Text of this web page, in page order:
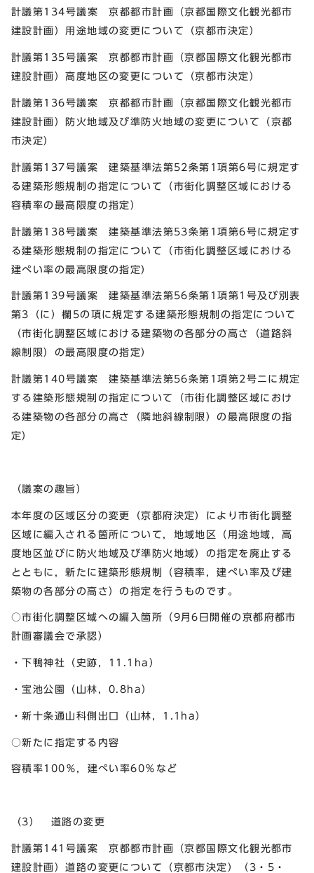
計議第134号議案 京都都市計画（京都国際文化観光都市
建設計画）用途地域の変更について（京都市決定）
計議第135号議案 京都都市計画（京都国際文化観光都市
建設計画）高度地区の変更について（京都市決定）
計議第136号議案 京都都市計画（京都国際文化観光都市
建設計画）防火地域及び準防火地域の変更について（京都
市決定）
計議第137号議案 建築基準法第52条第1項第6号に規定す
る建築形態規制の指定について（市街化調整区域における
容積率の最高限度の指定）
計議第138号議案 建築基準法第53条第1項第6号に規定す
る建築形態規制の指定について（市街化調整区域における
建ぺい率の最高限度の指定）
計議第139号議案 建築基準法第56条第1項第1号及び別表
第3（に）欄5の項に規定する建築形態規制の指定について
（市街化調整区域における建築物の各部分の高さ（道路斜
線制限）の最高限度の指定）
計議第140号議案 建築基準法第56条第1項第2号ニに規定
する建築形態規制の指定について（市街化調整区域におけ
る建築物の各部分の高さ（隣地斜線制限）の最高限度の指
定）
（議案の趣旨）
本年度の区域区分の変更（京都府決定）により市街化調整
区域に編入される箇所について，地域地区（用途地域，高
度地区並びに防火地域及び準防火地域）の指定を廃止する
とともに，新たに建築形態規制（容積率，建ぺい率及び建
築物の各部分の高さ）の指定を行うものです。
○市街化調整区域への編入箇所（9月6日開催の京都府都市
計画審議会で承認）
・下鴨神社（史跡，11.1ha）
・宝池公園（山林，0.8ha）
・新十条通山科側出口（山林，1.1ha）
○新たに指定する内容
容積率100％，建ぺい率60％など
（3） 道路の変更
計議第141号議案 京都都市計画（京都国際文化観光都市
建設計画）道路の変更について（京都市決定）（3・5・